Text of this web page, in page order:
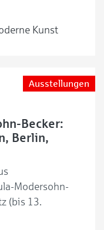
Kunst
Ausstellungen
Becker:
Berlin,
Modersohn-
(bis 13.